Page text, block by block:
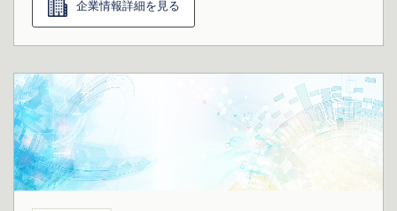
企業情報詳細を見る